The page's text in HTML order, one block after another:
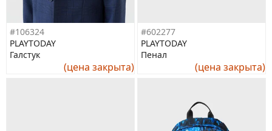
#106324
PLAYTODAY
Галстук
(цена закрыта)
#602277
PLAYTODAY
Пенал
(цена закрыта)